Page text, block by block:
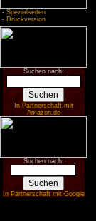
- Spezialseiten
- Druckversion
Suchen nach:
In Partnerschaft mit
Amazon.de
Suchen nach:
In Partnerschaft mit Google